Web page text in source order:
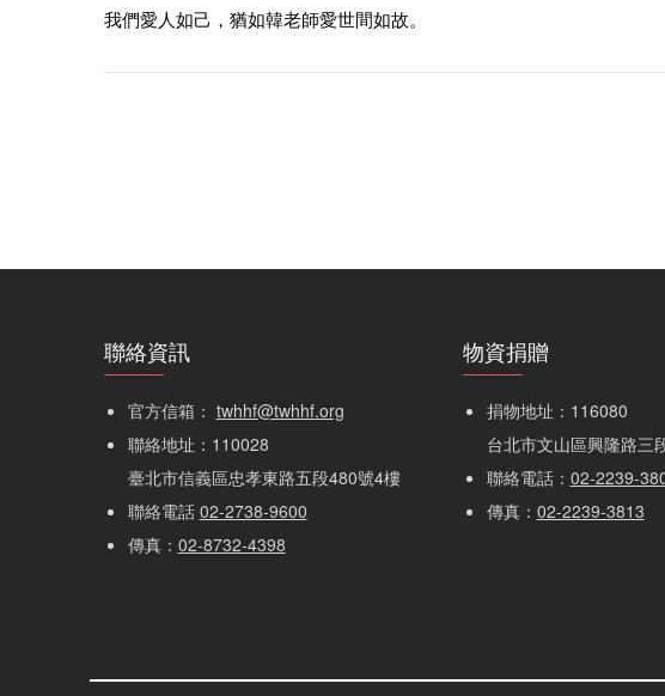
我們愛人如己，猶如韓老師愛世間如故。
聯絡資訊
官方信箱： twhhf@twhhf.org
聯絡地址：110028
臺北市信義區忠孝東路五段480號4樓
聯絡電話 02-2738-9600
傳真： 02-8732-4398
物資捐贈
捐物地址：116080
台北市文山區興隆路三
聯絡電話： 02-2239-
傳真： 02-2239-3813
社群選單